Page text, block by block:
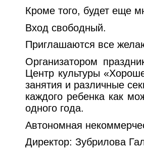
Кроме того, будет еще
Вход свободный.
Приглашаются все
Организатором
Центр культуры
занятия и различные
каждого ребенка как
одного года.
Автономная
Директор: Зубрилова